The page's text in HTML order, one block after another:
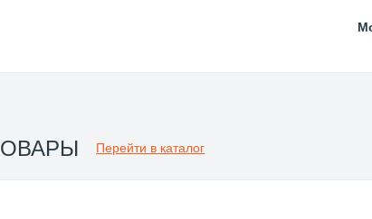
Перейти в каталог